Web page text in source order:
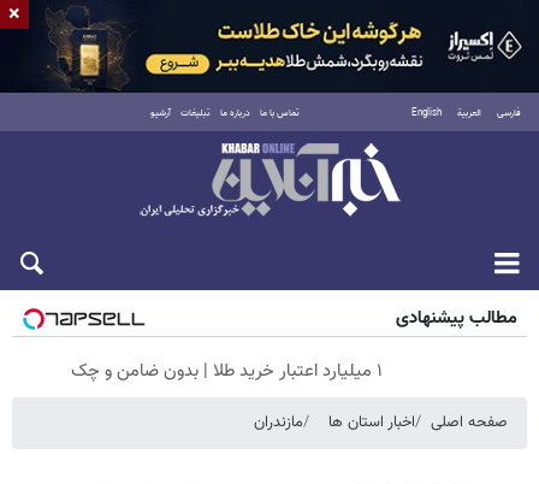
فارسی العربية English تماس با ما درباره ما تبلیغات آرشیو
شنبه ۱۷ مرداد ۱۴۰۵
مطالب پیشنهادی
۱ میلیارد اعتبار خرید طلا | بدون ضامن و چک
صفحه اصلی اخبار استان ها مازندران
×